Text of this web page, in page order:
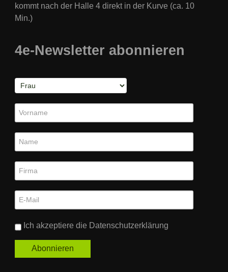
kommt nach der Halle 4 direkt in der Kurve (ca. 10
Min.)
4e-Newsletter abonnieren
Ich akzeptiere die Datenschutzerklärung
Abonnieren